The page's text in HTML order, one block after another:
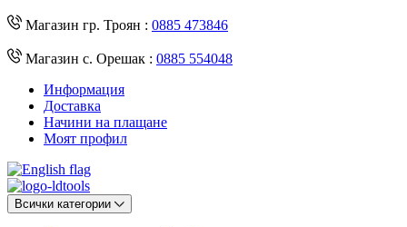
Магазин гр. Троян : 0885 473846
Магазин с. Орешак : 0885 554048
Информация
Доставка
Начини на плащане
Моят профил
Всички категории